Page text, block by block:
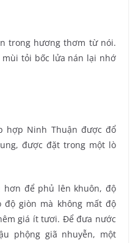
trong hương thơm từ nói.
tỏi bốc lửa nán lại nhớ
hợp Ninh Thuận được đổ
được đặt trong một lò
hơn để phủ lên khuôn, độ
giòn mà không mất độ
giá ít tươi. Để đưa nước
phộng giã nhuyễn, một